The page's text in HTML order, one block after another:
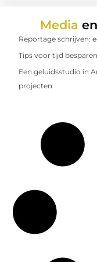
Media
Reportage schrijven:
Tips voor tijd besparen
Een geluidsstudio in
projecten